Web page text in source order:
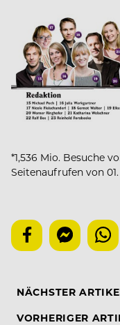
*1,536 Mio. Besuche
Seitenaufrufen von
NÄCHSTER
VORHERIGER